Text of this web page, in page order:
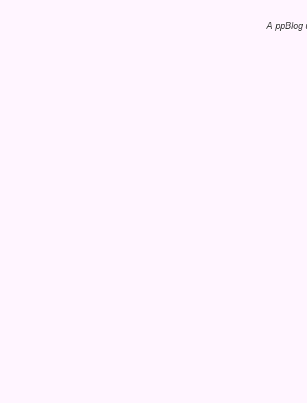
A ppBlog